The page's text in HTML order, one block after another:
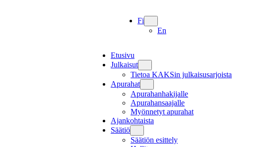
Fi
En
Etusivu
Julkaisut
Tietoa KAKSin julkaisusarjoista
Apurahat
Apurahanhakijalle
Apurahansaajalle
Myönnetyt apurahat
Ajankohtaista
Säätiö
Säätiön esittely